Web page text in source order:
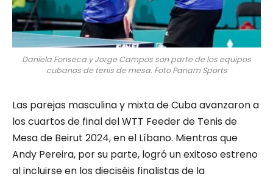
Daniela Fonseca y Jorge Campos son parte de los equipos
cubanos de tenis de mesa. Foto Panam Sports
Las parejas masculina y mixta de Cuba avanzaron a
los cuartos de final del WTT Feeder de Tenis de
Mesa de Beirut 2024, en el Líbano. Mientras que
Andy Pereira, por su parte, logró un exitoso estreno
al incluirse en los dieciséis finalistas de la